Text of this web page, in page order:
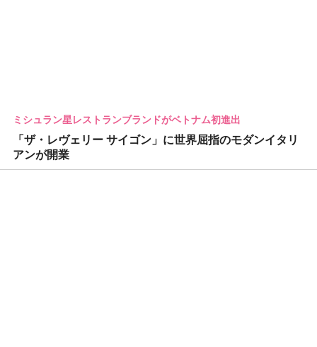
ミシュラン星レストランブランドがベトナム初進出
「ザ・レヴェリー サイゴン」に世界屈指のモダンイタリ
アンが開業